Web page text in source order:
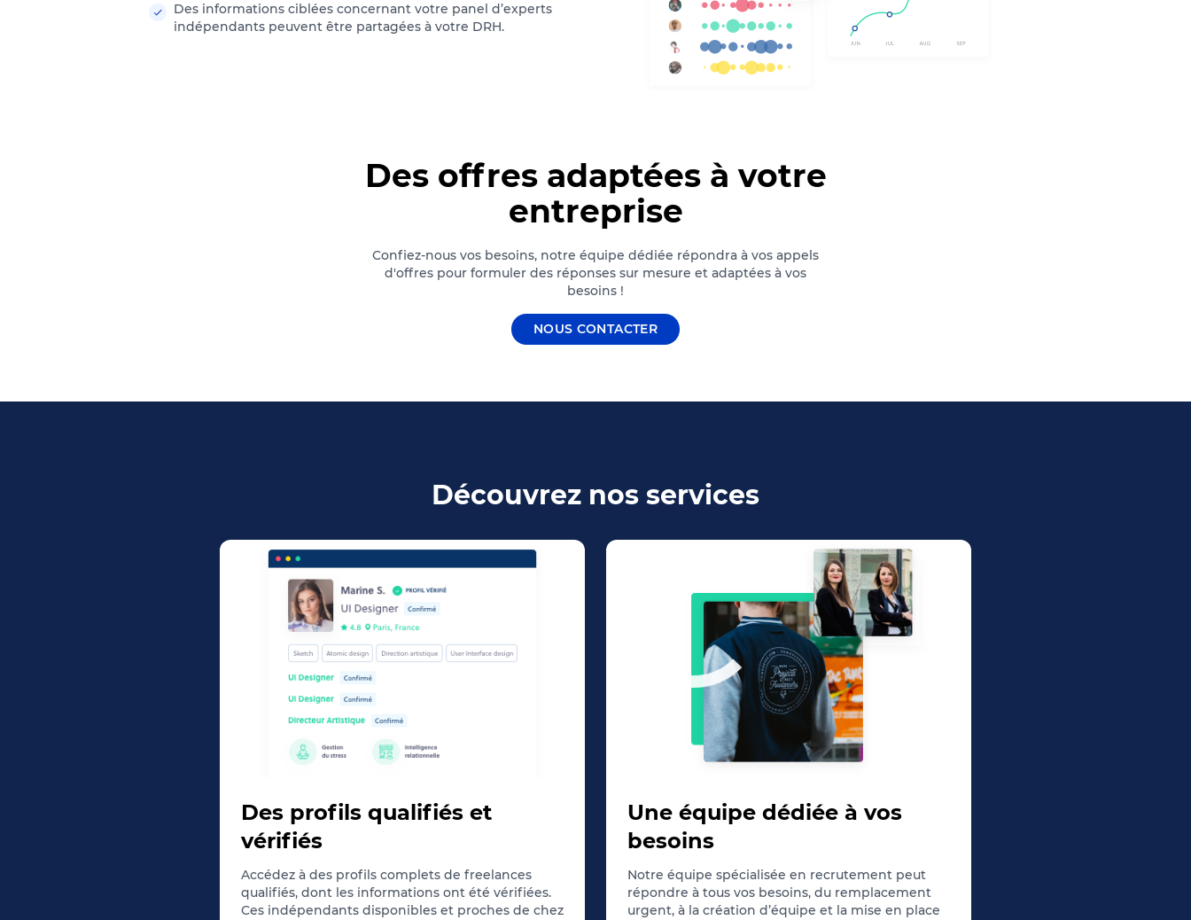
Des informations ciblées concernant votre panel d’experts
indépendants peuvent être partagées à votre DRH.
Des offres adaptées à votre
entreprise
Confiez-nous vos besoins, notre équipe dédiée répondra à vos appels
d'offres pour formuler des réponses sur mesure et adaptées à vos
besoins !
NOUS CONTACTER
Découvrez nos services
Des profils qualifiés et
vérifiés
Accédez à des profils complets de freelances
qualifiés, dont les informations ont été vérifiées.
Ces indépendants disponibles et proches de chez
Une équipe dédiée à vos
besoins
Notre équipe spécialisée en recrutement peut
répondre à tous vos besoins, du remplacement
urgent, à la création d’équipe et la mise en place